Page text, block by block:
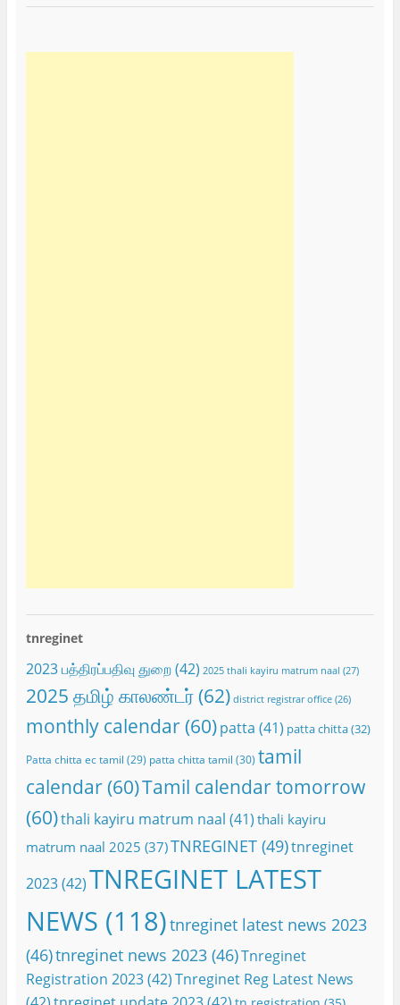
tnreginet
2023 பத்திரப்பதிவு துறை(42) 2025 thali kayiru matrum naal (27)
2025 தமிழ் காலண்டர்(62) district registrar office(26)
monthly calendar(60) patta (41) patta chitta(32)
Patta chitta ec tamil (29) patta chitta tamil (30) tamil
calendar(60)Tamil calendar tomorrow
(60)thali kayiru matrum naal (41) thali kayiru
matrum naal 2025 (37)TNREGINET(49)tnreginet
2023(42)TNREGINET LATEST
NEWS (118)tnreginet latest news 2023
(46)tnreginet news 2023(46)Tnreginet
Registration 2023(42)Tnreginet Reg Latest News